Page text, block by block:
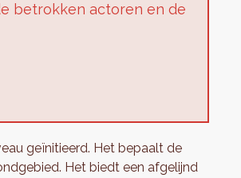
betrokken actoren en de
geïnitieerd. Het bepaalt de
Het biedt een afgelijnd